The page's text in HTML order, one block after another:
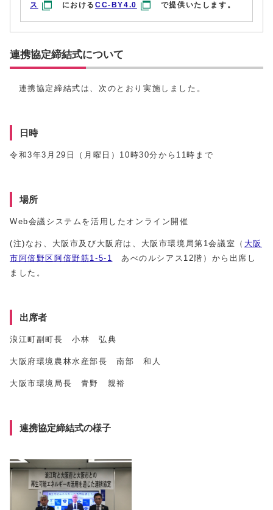
ス
におけるCC-BY4.0 で提供いたします。
連携協定締結式について
連携協定締結式は、次のとおり実施しました。
日時
令和3年3月29日（月曜日）10時30分から11時まで
場所
Web会議システムを活用したオンライン開催
(注)なお、大阪市及び大阪府は、大阪市環境局第1会議室（ 大阪
市阿倍野区阿倍野筋1-5-1 あべのルシアス12階）から出席し
ました。
出席者
浪江町副町長 小林 弘典
大阪府環境農林水産部長 南部 和人
大阪市環境局長 青野 親裕
連携協定締結式の様子